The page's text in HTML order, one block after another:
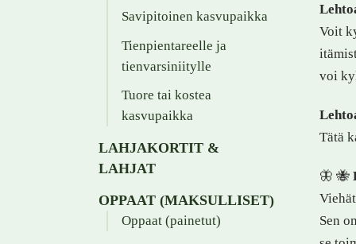
Voit
voi
Tätä
🦋 🐝
Sen
Savipitoinen kasvupaikka
Tienpientareelle ja
tienvarsiniitylle
Tuore tai kostea
kasvupaikka
LAHJAKORTIT &
LAHJAT
OPPAAT (MAKSULLISET)
Oppaat (painetut)